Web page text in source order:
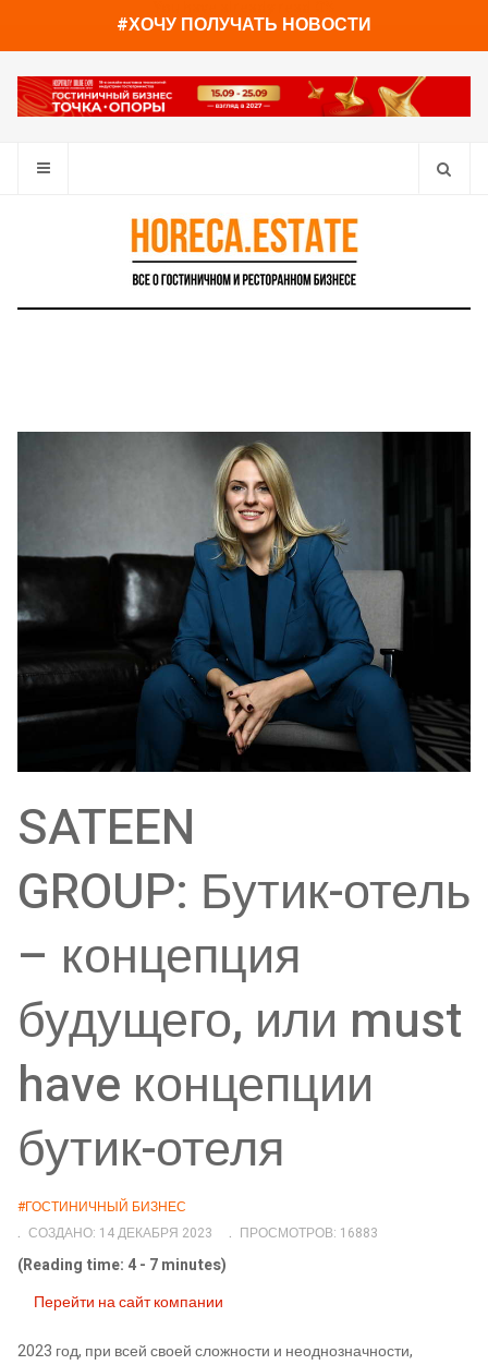
#ХОЧУ ПОЛУЧАТЬ НОВОСТИ
SATEEN
GROUP: Бутик-отель
– концепция
будущего, или must
have концепции
бутик-отеля
#ГОСТИНИЧНЫЙ БИЗНЕС
СОЗДАНО: 14 ДЕКАБРЯ 2023
ПРОСМОТРОВ: 16883
(Reading time: 4 - 7 minutes)
Перейти на сайт компании
2023 год, при всей своей сложности и неоднозначности,